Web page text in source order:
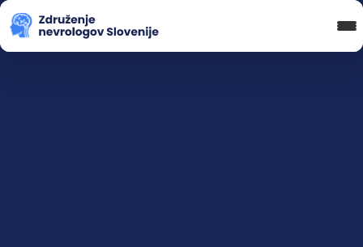
Blog in novice
Koledar Dogodkov